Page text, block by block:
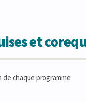
et
chaque programme